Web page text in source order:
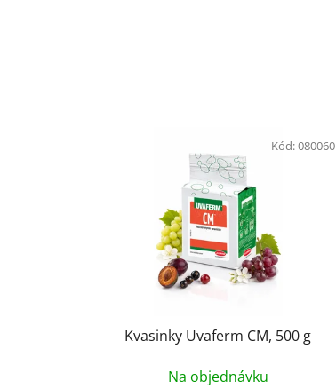
Kvasinky Uvaferm CM, 500 g
Na objednávku
Kód:080060